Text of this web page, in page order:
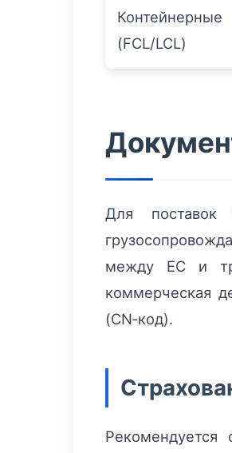
Контейнерные
(FCL/LCL)
Для
между ЕС и
коммерческая
(CN‑код).
Рекомендуется